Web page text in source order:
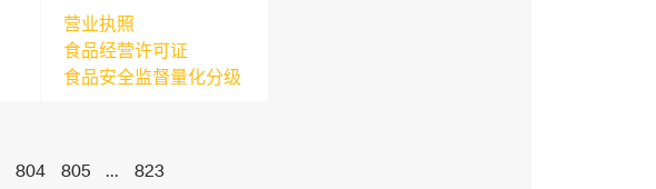
营业执照
食品经营许可证
食品安全监督量化分级
804 805 ... 823